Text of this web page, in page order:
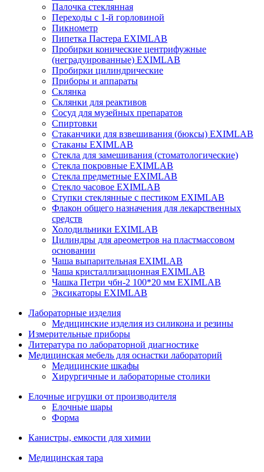
Палочка стеклянная
Переходы с 1-й горловиной
Пикнометр
Пипетка Пастера EXIMLAB
Пробирки конические центрифужные
(неградуированные) EXIMLAB
Пробирки цилиндрические
Приборы и аппараты
Склянка
Склянки для реактивов
Сосуд для музейных препаратов
Спиртовки
Стаканчики для взвешивания (бюксы) EXIMLAB
Стаканы EXIMLAB
Стекла для замешивания (стоматологические)
Стекла покровные EXIMLAB
Стекла предметные EXIMLAB
Стекло часовое EXIMLAB
Ступки стеклянные с пестиком EXIMLAB
Флакон общего назначения для лекарственных
средств
Холодильники EXIMLAB
Цилиндры для ареометров на пластмассовом
основании
Чаша выпарительная EXIMLAB
Чаша кристаллизационная EXIMLAB
Чашка Петри чбн-2 100*20 мм EXIMLAB
Эксикаторы EXIMLAB
Лабораторные изделия
Медицинские изделия из силикона и резины
Измерительные приборы
Литература по лабораторной диагностике
Медицинская мебель для оснастки лабораторий
Медицинские шкафы
Хирургичные и лабораторные столики
Елочные игрушки от производителя
Елочные шары
Форма
Канистры, емкости для химии
Медицинская тара